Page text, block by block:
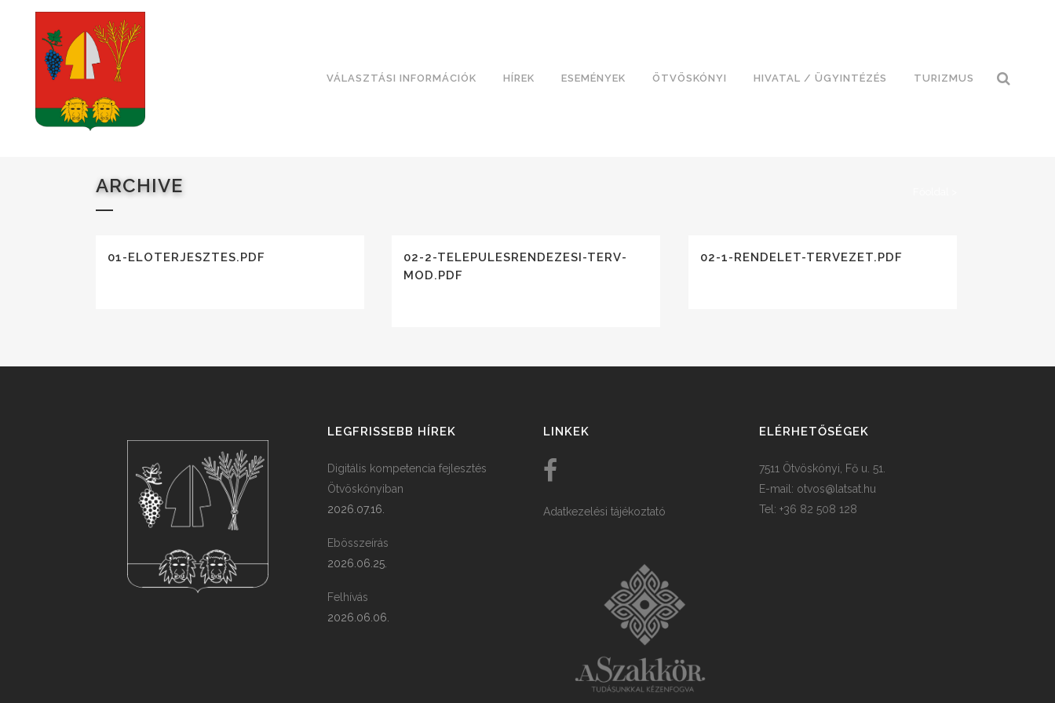
VÁLASZTÁSI INFORMÁCIÓK HÍREK ESEMÉNYEK ÖTVÖSKÓNYI HIVATAL / ÜGYINTÉZÉS TURIZMUS
ARCHIVE
01-ELOTERJESZTES.PDF
02-2-TELEPULESRENDEZESI-TERV-
MOD.PDF
02-1-RENDELET-TERVEZET.PDF
LEGFRISSEBB HÍREK
Digitális kompetencia fejlesztés
Ötvöskónyiban
2026.07.16.
Ebösszeírás
2026.06.25.
Felhívás
2026.06.06.
LINKEK
Adatkezelési tájékoztató
ELÉRHETŐSÉGEK
7511 Ötvöskónyi, Fő u. 51.
E-mail: otvos@latsat.hu
Tel: +36 82 508 128